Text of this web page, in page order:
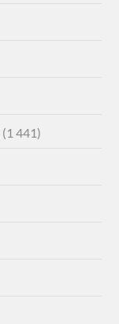
(1 441)